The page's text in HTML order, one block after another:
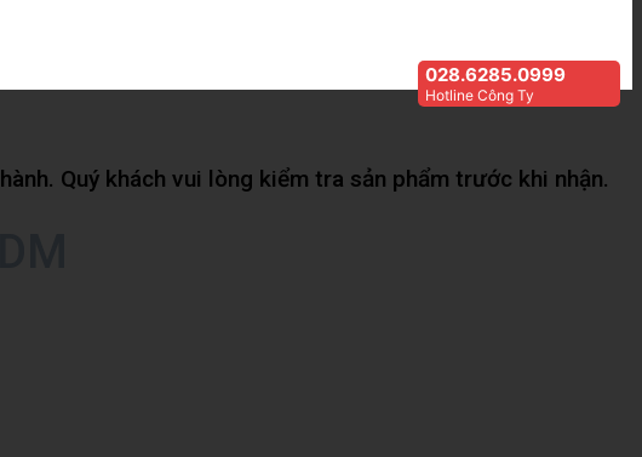
028.6285.0999
Hotline Công Ty
Quý khách vui lòng kiểm tra sản phẩm trước khi nhận.